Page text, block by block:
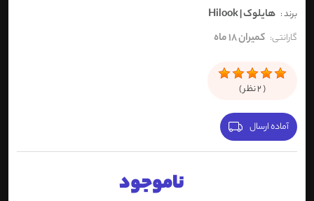
برند : هایلوک | Hilook
گارانتی: کمیران 18 ماه
(
2نظر )
آماده ارسال
ناموجود